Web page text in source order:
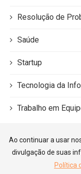
Resolução de
Saúde
Startup
Tecnologia da
Trabalho em
©2026 — Guia
Ao continuar a usar
divulgação de suas
Política